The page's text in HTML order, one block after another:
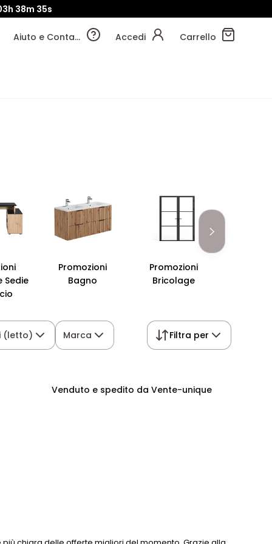
38m 34s
Aiuto e Contatti Accedi Carrello
Sedie
Promozioni
Bagno
Promozioni
Bricolage
(letto) Marca Filtra per
Venduto e spedito da Vente-unique